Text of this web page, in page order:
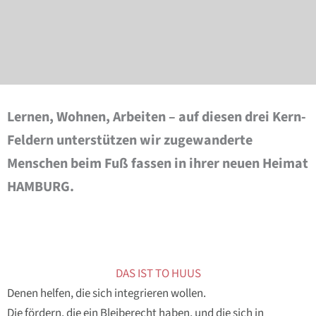
KONTAKT AUFNEHMEN
Lernen, Wohnen, Arbeiten – auf diesen drei Kern-
Feldern unterstützen wir zugewanderte
Menschen beim Fuß fassen in ihrer neuen Heimat
HAMBURG.
DAS IST TO HUUS
Denen helfen, die sich integrieren wollen.